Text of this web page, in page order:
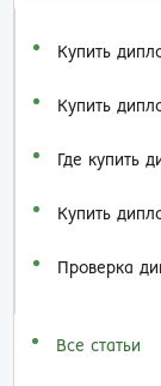
Купить
Купить
Где купить
Купить
Проверка
Все статьи